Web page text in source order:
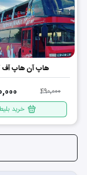
هاپ آن هاپ
490,000
خرید